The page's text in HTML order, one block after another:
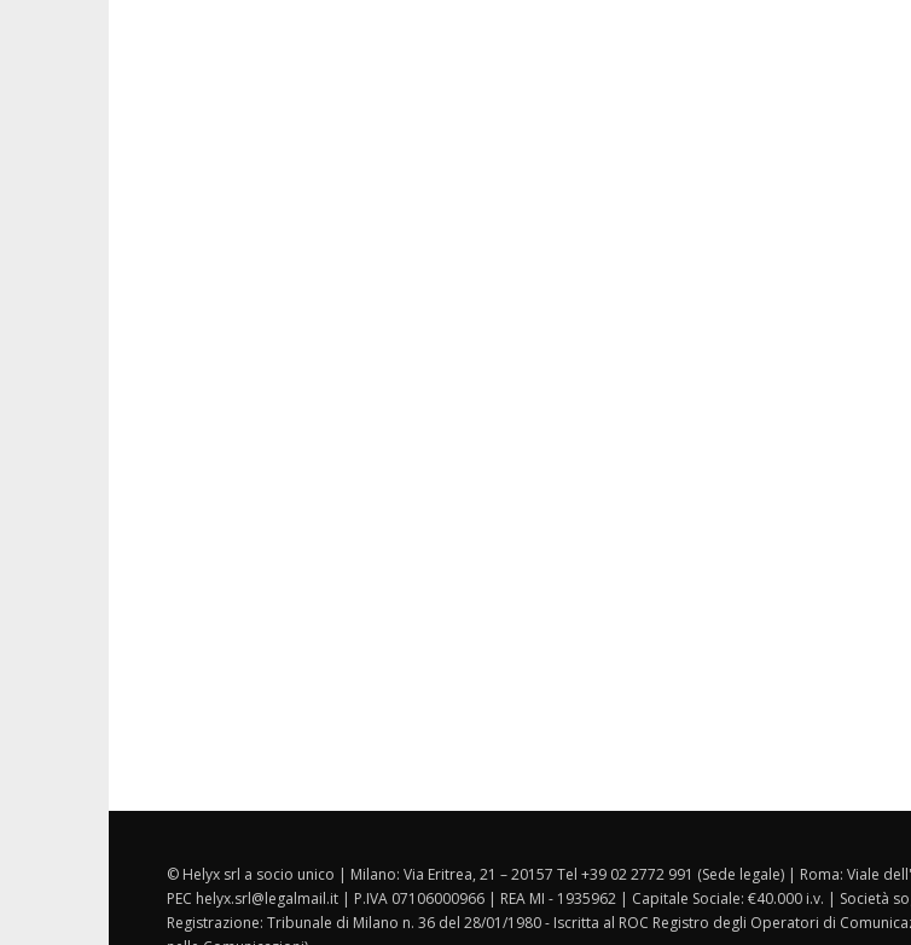
© Helyx srl a socio unico | Milano: Via Eritrea, 21 – 20157 Tel +39 02 2772 991 (Sede legale) | Roma: Viale
PEC helyx.srl@legalmail.it | P.IVA 07106000966 | REA MI - 1935962 | Capitale Sociale: €40.000 i.v. | Società
Registrazione: Tribunale di Milano n. 36 del 28/01/1980 - Iscritta al ROC Registro degli Operatori di